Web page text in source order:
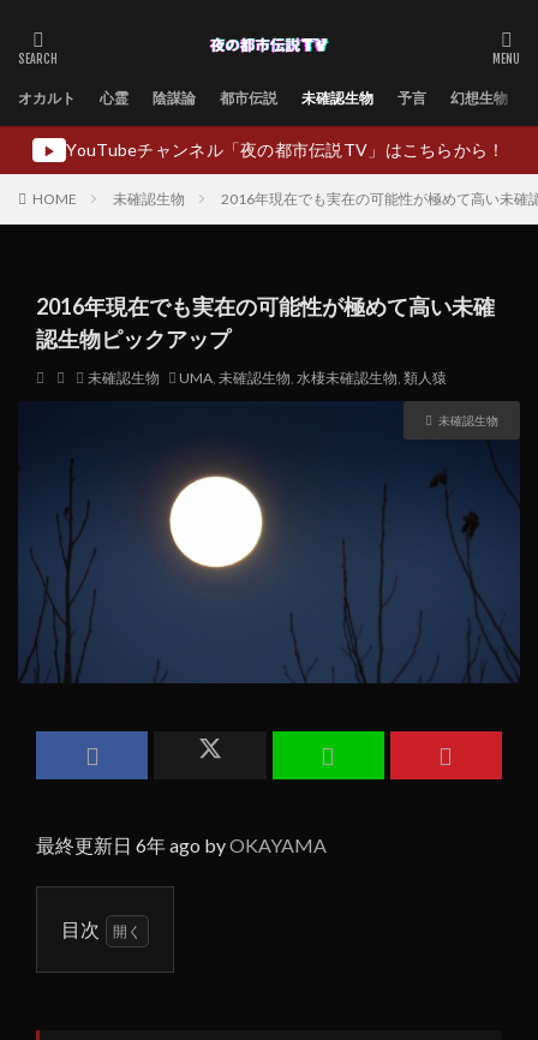
オカルト 心霊 陰謀論 都市伝説 未確認生物 予言 幻想生物
▶ YouTubeチャンネル「夜の都市伝説TV」はこちらから！
HOME 未確認生物 2016年現在でも実在の可能性が極めて高い未確
2016年現在でも実在の可能性が極めて高い未確
認生物ピックアップ
未確認生物 UMA, 未確認生物, 水棲未確認生物, 類人猿
未確認生物
最終更新日 6年 ago byOKAYAMA
目次